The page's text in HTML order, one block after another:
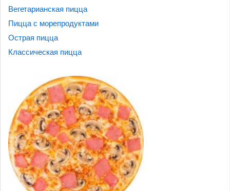
Вегетарианская пицца
Пицца с морепродуктами
Острая пицца
Классическая пицца